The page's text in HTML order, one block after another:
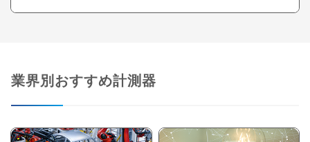
業界別おすすめ計測器